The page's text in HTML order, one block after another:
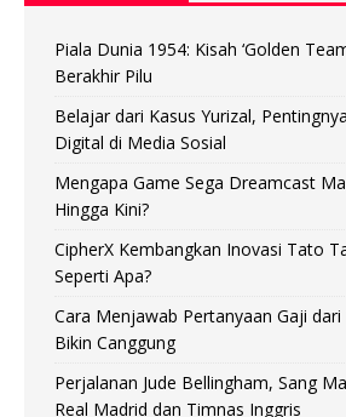
Piala Dunia 1954: Kisah ‘Golden
Berakhir Pilu
Belajar dari Kasus Yurizal,
Digital di Media Sosial
Mengapa Game Sega Dreamcast
Hingga Kini?
CipherX Kembangkan Inovasi Tato
Seperti Apa?
Cara Menjawab Pertanyaan Gaji
Bikin Canggung
Perjalanan Jude Bellingham, Sang
Real Madrid dan Timnas Inggris